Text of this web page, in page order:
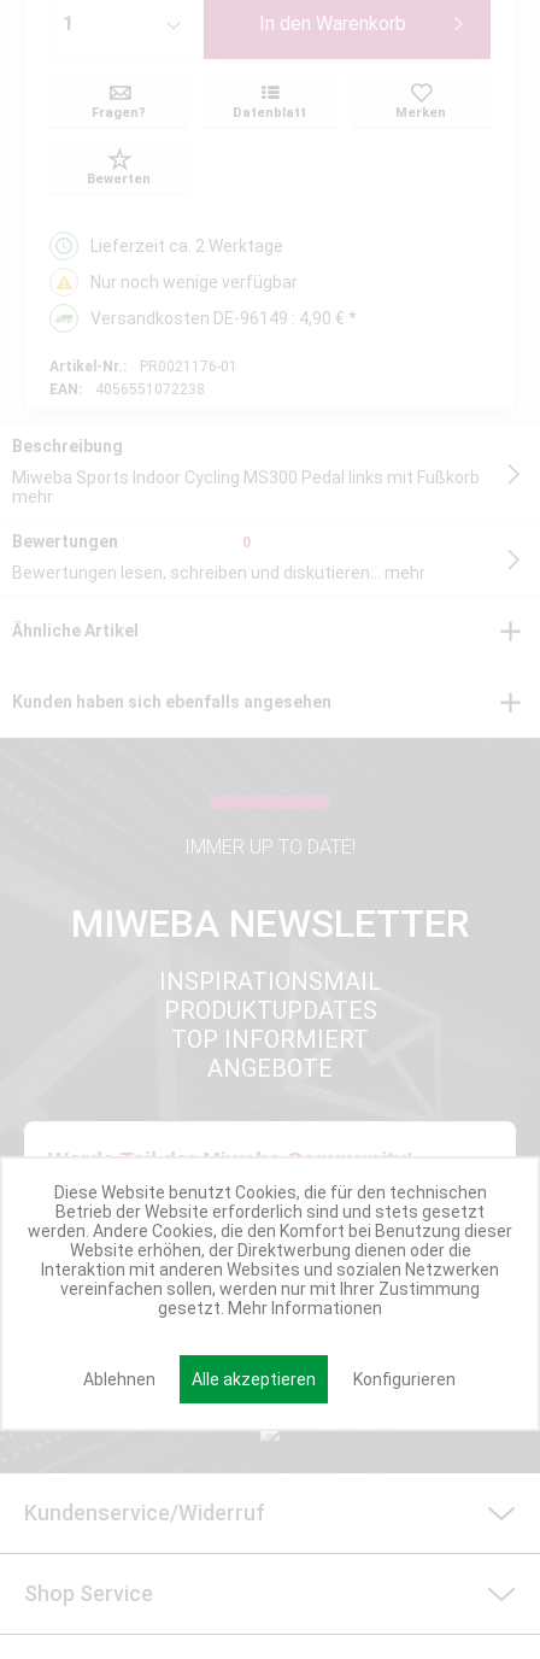
In den Warenkorb
Fragen? Datenblatt Merken
Bewerten
Lieferzeit ca. 2 Werktage
Nur noch wenige verfügbar
Versandkosten DE-96149 : 4,90 € *
Artikel-Nr.:
PR0021176-01
EAN:
4056551072238
Beschreibung
Miweba Sports Indoor Cycling MS300 Pedal links mit Fußkorb
mehr
Bewertungen 0
Bewertungen lesen, schreiben und diskutieren... mehr
Ähnliche Artikel
Kunden haben sich ebenfalls angesehen
IMMER UP TO DATE!
MIWEBA NEWSLETTER
INSPIRATIONSMAIL
PRODUKTUPDATES
TOP INFORMIERT
ANGEBOTE
Werde Teil der Miweba Community!
Verpasse nie wieder exklusive Newsletter-Rabatte und Aktionen
E-MAIL*
Anmelden
Kundenservice/Widerruf
Shop Service
Diese Website benutzt Cookies, die für den technischen
Betrieb der Website erforderlich sind und stets gesetzt
werden. Andere Cookies, die den Komfort bei Benutzung dieser
Website erhöhen, der Direktwerbung dienen oder die
Interaktion mit anderen Websites und sozialen Netzwerken
vereinfachen sollen, werden nur mit Ihrer Zustimmung
gesetzt. Mehr Informationen
Ablehnen Alle akzeptieren Konfigurieren